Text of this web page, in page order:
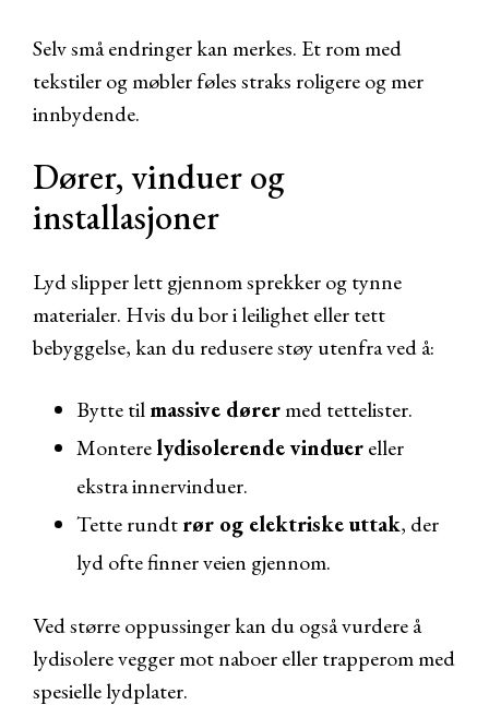
Selv små endringer kan merkes. Et rom med
tekstiler og møbler føles straks roligere og mer
innbydende.
Dører, vinduer og
installasjoner
Lyd slipper lett gjennom sprekker og tynne
materialer. Hvis du bor i leilighet eller tett
bebyggelse, kan du redusere støy utenfra ved å:
Bytte tilmassive dørermed tettelister.
Monterelydisolerende vinduereller
ekstra innervinduer.
Tette rundtrør og elektriske uttak, der
lyd ofte finner veien gjennom.
Ved større oppussinger kan du også vurdere å
lydisolere vegger mot naboer eller trapperom med
spesielle lydplater.